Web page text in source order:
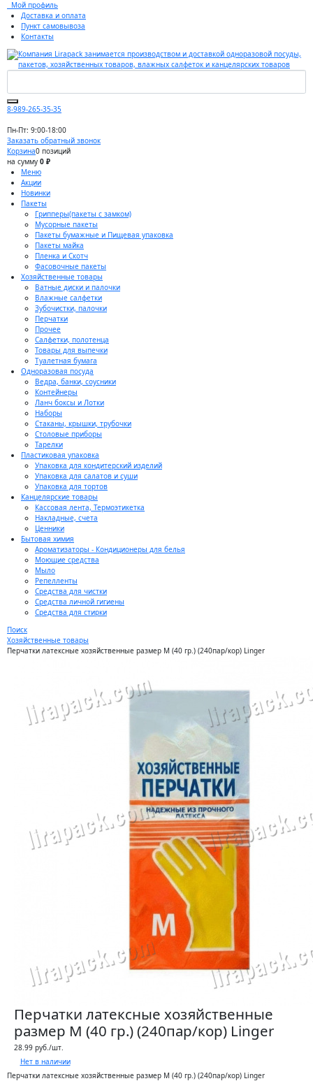
Мой профиль
Доставка и оплата
Пункт самовывоза
Контакты
8-989-265-35-35
Пн-Пт: 9:00-18:00
Заказать обратный звонок
Корзина0 позиций
на сумму 0 ₽
Меню
Акции
Новинки
Пакеты
Грипперы(пакеты с замком)
Мусорные пакеты
Пакеты бумажные и Пищевая упаковка
Пакеты майка
Пленка и Скотч
Фасовочные пакеты
Хозяйственные товары
Ватные диски и палочки
Влажные салфетки
Зубочистки, палочки
Перчатки
Прочее
Салфетки, полотенца
Товары для выпечки
Туалетная бумага
Одноразовая посуда
Ведра, банки, соусники
Контейнеры
Ланч боксы и Лотки
Наборы
Стаканы, крышки, трубочки
Столовые приборы
Тарелки
Пластиковая упаковка
Упаковка для кондитерский изделий
Упаковка для салатов и суши
Упаковка для тортов
Канцелярские товары
Кассовая лента, Термоэтикетка
Накладные, счета
Ценники
Бытовая химия
Ароматизаторы - Кондиционеры для белья
Моющие средства
Мыло
Репелленты
Средства для чистки
Средства личной гигиены
Средства для стирки
Поиск
Хозяйственные товары
Перчатки латексные хозяйственные размер М (40 гр.) (240пар/кор) Linger
Перчатки латексные хозяйственные
размер М (40 гр.) (240пар/кор) Linger
28.99 руб./шт.
Нет в наличии
Перчатки латексные хозяйственные размер М (40 гр.) (240пар/кор) Linger